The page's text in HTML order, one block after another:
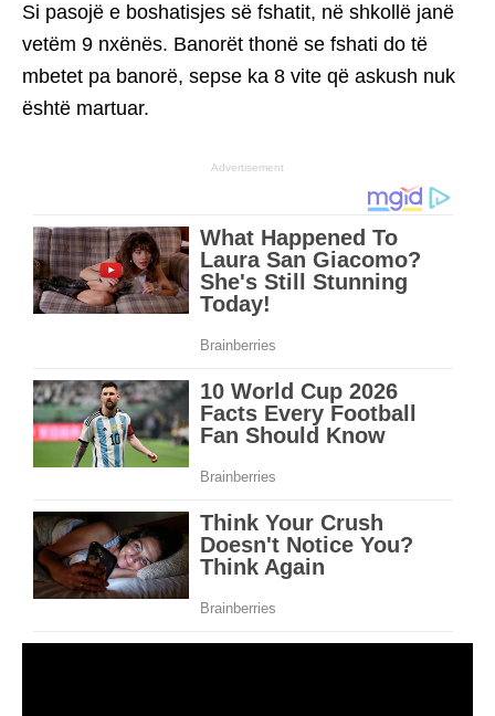
Si pasojë e boshatisjes së fshatit, në shkollë janë
vetëm 9 nxënës. Banorët thonë se fshati do të
mbetet pa banorë, sepse ka 8 vite që askush nuk
është martuar.
Advertisement